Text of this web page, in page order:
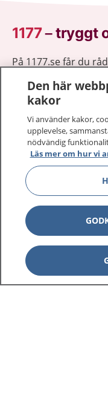
1177–tryggt
På 1177.se får du
Logga in för att läsa
vårdärenden. Ring
1177 ger dig råd
1177 på flera språk
Om 1177
Den här
kakor
Vi använder kakor,
upplevelse,
nödvändig
Läs mer om hur vi